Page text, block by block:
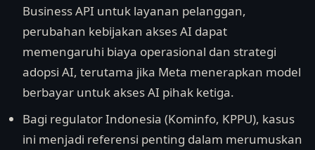
Business API untuk layanan pelanggan,
perubahan kebijakan akses AI dapat
memengaruhi biaya operasional dan strategi
adopsi AI, terutama jika Meta menerapkan model
berbayar untuk akses AI pihak ketiga.
Bagi regulator Indonesia (Kominfo, KPPU), kasus
ini menjadi referensi penting dalam merumuskan